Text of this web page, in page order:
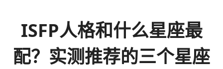
ISFP人格和什么星座最
配？实测推荐的三个星座